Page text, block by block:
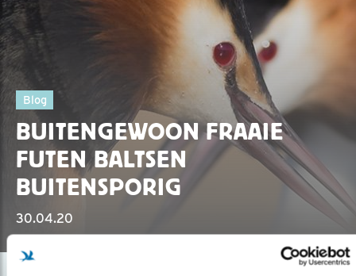
Blog
BUITENGEWOON FRAAIE
FUTEN BALTSEN
BUITENSPORIG
30.04.20